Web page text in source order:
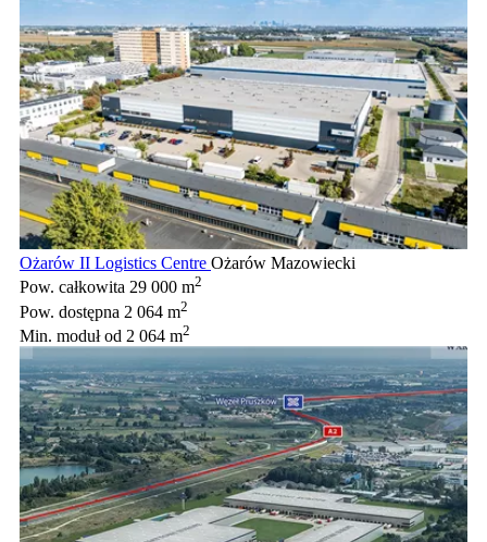
Ożarów II Logistics Centre Ożarów Mazowiecki
Pow. całkowita 29 000 m2
Pow. dostępna 2 064 m2
Min. modułod 2 064 m2